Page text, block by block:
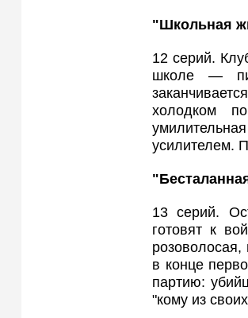
"Школьная
12 серий.
школе —
холодком
усилителем.
13 серий.
готовят к
розоволосая,
в конце
партию:
"кому из